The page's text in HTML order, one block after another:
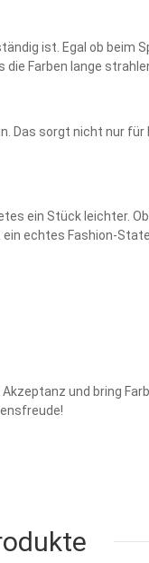
ist. Egal ob beim
Farben lange
Das sorgt nicht nur
ein Stück leichter.
echtes Fashion-
und bring